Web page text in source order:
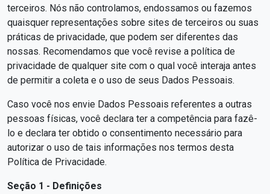
terceiros. Nós não controlamos, endossamos ou fazemos
quaisquer representações sobre sites de terceiros ou suas
práticas de privacidade, que podem ser diferentes das
nossas. Recomendamos que você revise a política de
privacidade de qualquer site com o qual você interaja antes
de permitir a coleta e o uso de seus Dados Pessoais.
Caso você nos envie Dados Pessoais referentes a outras
pessoas físicas, você declara ter a competência para fazê-
lo e declara ter obtido o consentimento necessário para
autorizar o uso de tais informações nos termos desta
Política de Privacidade.
Seção 1 - Definições